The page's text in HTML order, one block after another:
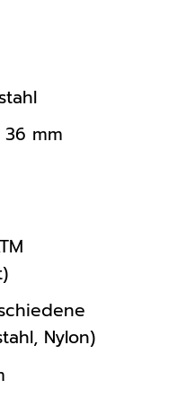
mm
Nylon)